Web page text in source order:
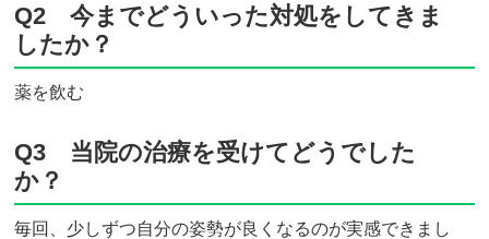
Q2 今までどういった対処をしてきま
したか？
薬を飲む
Q3 当院の治療を受けてどうでした
か？
毎回、少しずつ自分の姿勢が良くなるのが実感できまし